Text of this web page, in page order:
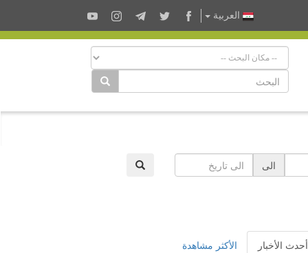
العربية
الى
أحدث الأخبار الأكثر مشاهدة